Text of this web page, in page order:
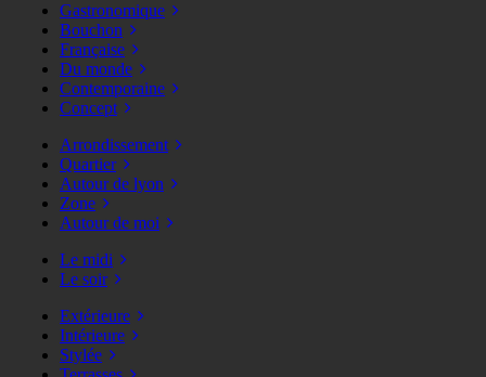
Gastronomique
Bouchon
Française
Du monde
Contemporaine
Concept
Arrondissement
Quartier
Autour de lyon
Zone
Autour de moi
Le midi
Le soir
Extérieure
Intérieure
Stylée